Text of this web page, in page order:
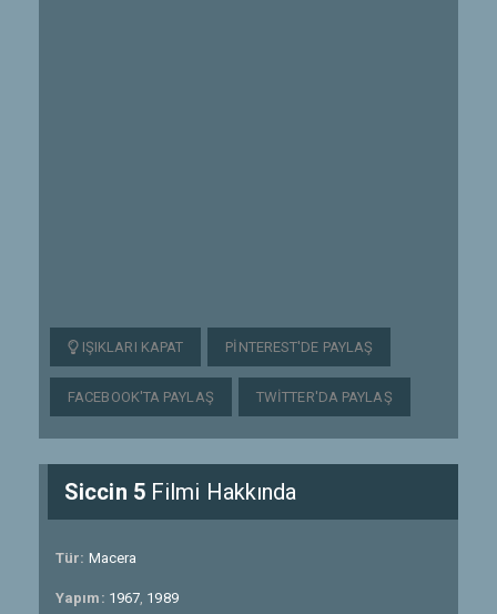
IŞIKLARI KAPAT PINTEREST'DE PAYLAŞ
FACEBOOK'TA PAYLAŞ TWITTER'DA PAYLAŞ
Siccin 5Filmi Hakkında
Tür: Macera
Yapım: 1967, 1989